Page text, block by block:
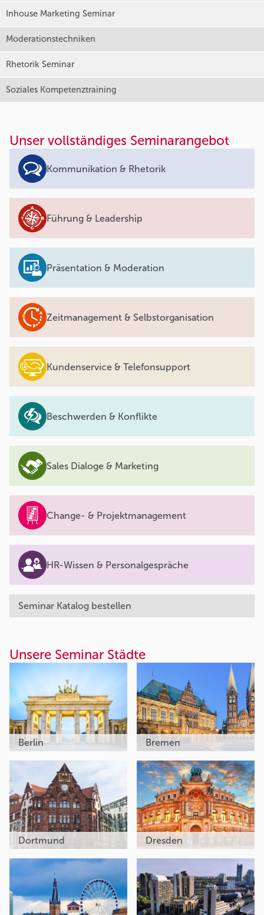
Inhouse Marketing Seminar
Moderationstechniken
Rhetorik Seminar
Soziales Kompetenztraining
Unser vollständiges Seminarangebot
Kommunikation & Rhetorik
Führung & Leadership
Präsentation & Moderation
Zeitmanagement & Selbstorganisation
Kundenservice & Telefonsupport
Beschwerden & Konflikte
Sales Dialoge & Marketing
Change- & Projektmanagement
HR-Wissen & Personalgespräche
Seminar Katalog bestellen
Unsere Seminar Städte
Berlin Bremen
Dortmund Dresden